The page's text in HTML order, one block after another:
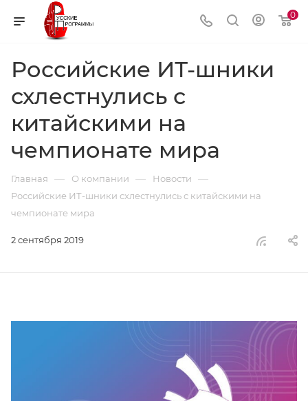
0
Российские ИТ-шники
схлестнулись с
китайскими на
чемпионате мира
Главная — О компании — Новости —
Российские ИТ-шники схлестнулись с китайскими на
чемпионате мира
2 сентября 2019